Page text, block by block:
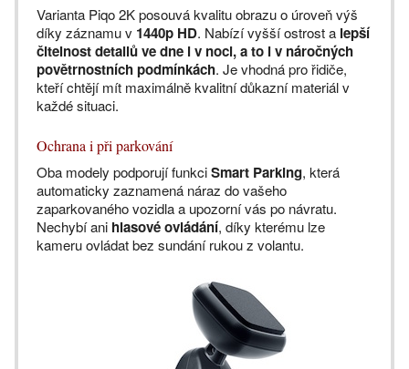
Varianta Piqo 2K posouvá kvalitu obrazu o úroveň výš
díky záznamu v 1440p HD. Nabízí vyšší ostrost a lepší
čitelnost detailů ve dne i v noci, a to i v náročných
povětrnostních podmínkách. Je vhodná pro řidiče,
kteří chtějí mít maximálně kvalitní důkazní materiál v
každé situaci.
Ochrana i při parkování
Oba modely podporují funkciSmart Parking, která
automaticky zaznamená náraz do vašeho
zaparkovaného vozidla a upozorní vás po návratu.
Nechybí ani hlasové ovládání, díky kterému lze
kameru ovládat bez sundání rukou z volantu.